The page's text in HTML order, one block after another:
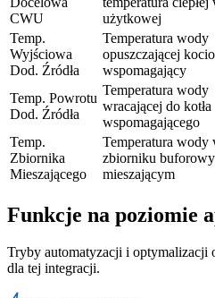
CWU
użytkowej
Temp.
Wyjściowa
Dod. Źródła
Temperatura wody
opuszczającej
wspomagający
Temp. Powrotu
Dod. Źródła
Temperatura wody
wracającej do kotła
wspomagającego
Temp.
Zbiornika
Mieszającego
Temperatura wody
zbiorniku
mieszającym
Funkcje na poziomie
Tryby automatyzacji i optymalizacji
dla tej integracji.